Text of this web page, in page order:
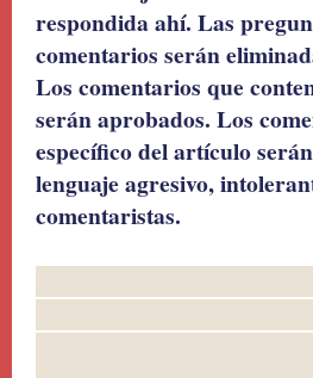
respondida ahí. Las
comentarios serán
Los comentarios que
serán aprobados. Los
específico del artículo
lenguaje agresivo,
comentaristas.